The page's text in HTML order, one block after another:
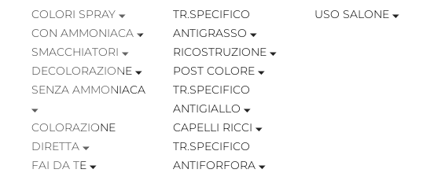
COLORI SPRAY
CON AMMONIACA
SMACCHIATORI
DECOLORAZIONE
SENZA AMMONIACA
COLORAZIONE
DIRETTA
FAI DA TE
TR.SPECIFICO
ANTIGRASSO
RICOSTRUZIONE
POST COLORE
TR.SPECIFICO
ANTIGIALLO
CAPELLI RICCI
TR.SPECIFICO
ANTIFORFORA
USO SALONE